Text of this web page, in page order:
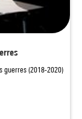
guerres (2018-2020)